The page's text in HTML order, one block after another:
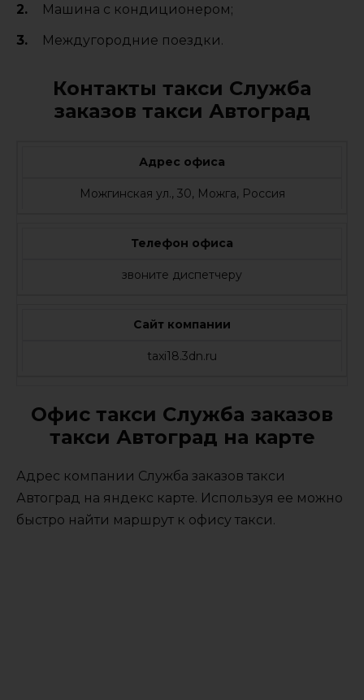
Машина с кондиционером;
Междугородние поездки.
Контакты такси Служба
заказов такси Автоград
Адрес офиса
Можгинская ул., 30, Можга, Россия
Телефон офиса
звоните диспетчеру
Сайт компании
taxi18.3dn.ru
Офис такси Служба заказов
такси Автоград на карте
Адрес компании Служба заказов такси
Автоград на яндекс карте. Используя ее можно
быстро найти маршрут к офису такси.